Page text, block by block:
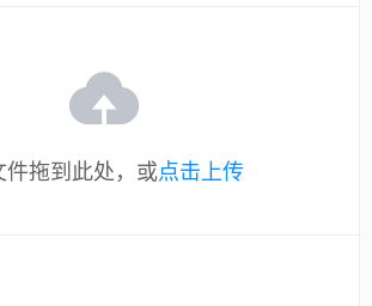
件拖到此处，或点击上传